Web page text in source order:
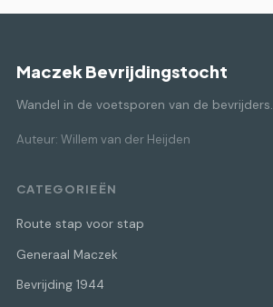
Maczek Bevrijdingstocht
Wandel in de voetsporen van de bevrijders.
Auteur: Willem van der Heijden
CATEGORIEËN
Route stap voor stap
Generaal Maczek
Bevrijding 1944